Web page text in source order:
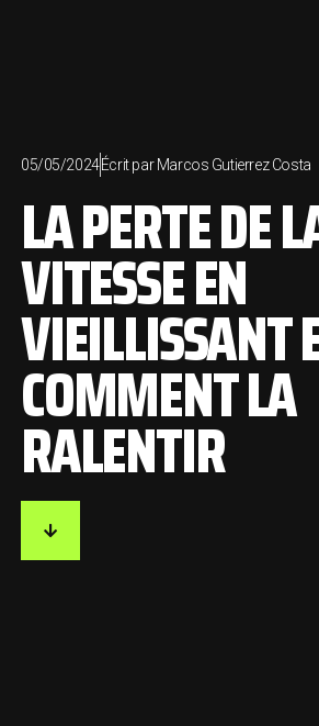
05/05/2024Écrit parMarcos Gutierrez Costa
LA PERTE DE
VITESSE EN
VIEILLISSANT
COMMENT LA
RALENTIR